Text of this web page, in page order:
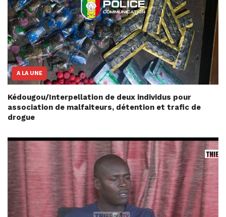
A LA UNE
Kédougou/Interpellation de deux individus pour
association de malfaiteurs, détention et trafic de
drogue